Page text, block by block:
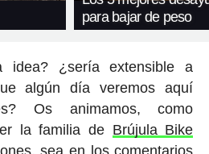
para bajar de peso
idea? ¿sería extensible a
algún día veremos aquí
Os animamos, como
la familia de Brújula Bike
sea en los comentarios